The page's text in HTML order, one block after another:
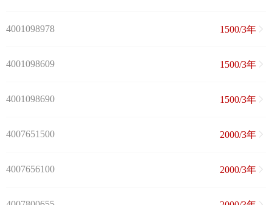
4001098978 1500/3年
4001098609 1500/3年
4001098690 1500/3年
4007651500 2000/3年
4007656100 2000/3年